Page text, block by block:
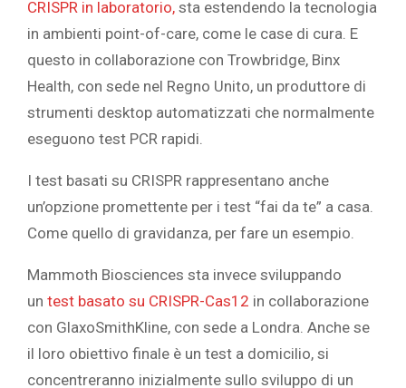
CRISPR in laboratorio, sta estendendo la tecnologia
in ambienti point-of-care, come le case di cura. E
questo in collaborazione con Trowbridge, Binx
Health, con sede nel Regno Unito, un produttore di
strumenti desktop automatizzati che normalmente
eseguono test PCR rapidi.
I test basati su CRISPR rappresentano anche
un’opzione promettente per i test “fai da te” a casa.
Come quello di gravidanza, per fare un esempio.
Mammoth Biosciences sta invece sviluppando
un test basato su CRISPR-Cas12 in collaborazione
con GlaxoSmithKline, con sede a Londra. Anche se
il loro obiettivo finale è un test a domicilio, si
concentreranno inizialmente sullo sviluppo di un